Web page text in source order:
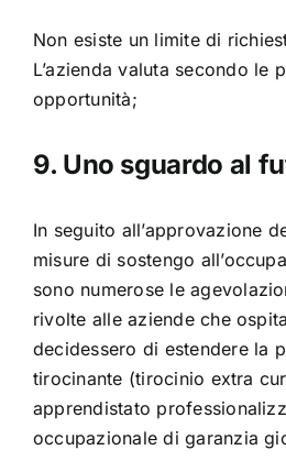
Non esiste un limite di
L’azienda valuta secondo le
opportunità;
9. Uno sguardo al
In seguito all’approvazione
misure di sostengo
sono numerose le
rivolte alle aziende che
decidessero di estendere la
tirocinante (tirocinio extra
apprendistato
occupazionale di garanzia